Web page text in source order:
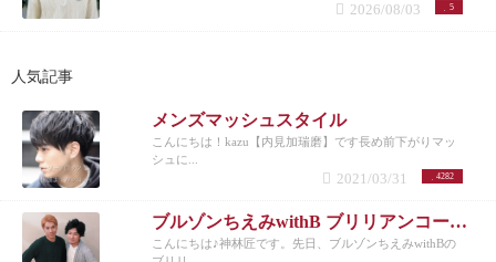
5
2026/08/03
人気記事
メンズマッシュスタイル
こんにちは！kazu【内見加瑞磨】です長め前下がりマッ
シュに...
4282
2021/03/31
ブルゾンちえみwithB ブリリアンコージ君♪
こんにちは♪神林匠です。先日、ブルゾンちえみwithBの